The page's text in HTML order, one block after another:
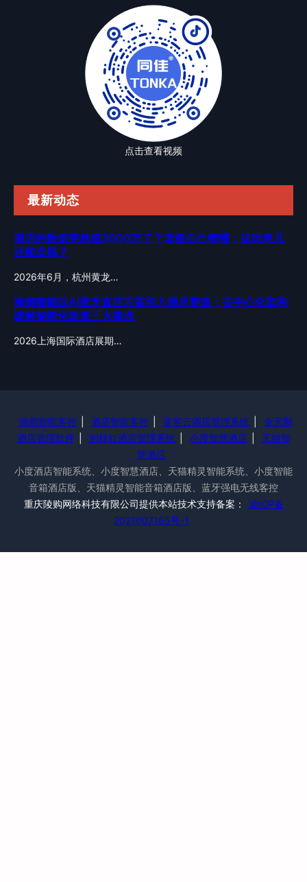
点击查看视频
最新动态
酒店的数据突然值3000万了？老板自己都懵：这玩意儿
还能卖钱？
2026年6月，杭州黄龙…
涂鸦智能以AI蓝牙直连方案切入酒店赛道：去中心化架构
破解智能化改造三大痛点
2026上海国际酒店展期…
涂鸦智能客控 酒店智能客控 蓝客云酒店管理系统
金天鹅
酒店管理软件
别样红酒店管理系统 小度智慧酒店
天猫智
慧酒店
小度酒店智能系统、小度智慧酒店、天猫精灵智能系统、小度智能
音箱酒店版、天猫精灵智能音箱酒店版、蓝牙强电无线客控
重庆陵购网络科技有限公司提供本站技术支持备案：
渝ICP备
2021007165号-1